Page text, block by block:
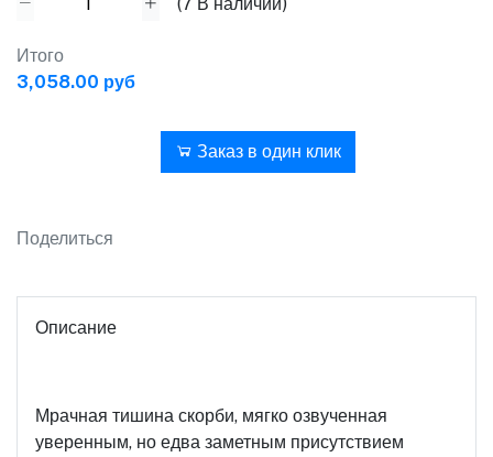
Итого
3,058.00 руб
Заказ в один клик
Поделиться
Описание
Мрачная тишина скорби, мягко озвученная
уверенным, но едва заметным присутствием